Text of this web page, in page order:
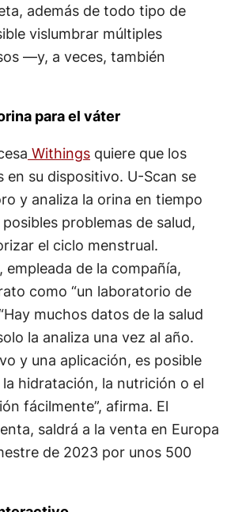
además de todo tipo de
vislumbrar múltiples
—y, a veces, también
para el váter
Withingsquiere que los
en su dispositivo. U-Scan se
y analiza la orina en tiempo
problemas de salud,
el ciclo menstrual.
empleada de la compañía,
como “un laboratorio de
muchos datos de la salud
la analiza una vez al año.
y una aplicación, es posible
hidratación, la nutrición o el
fácilmente”, afirma. El
saldrá a la venta en Europa
de 2023 por unos 500